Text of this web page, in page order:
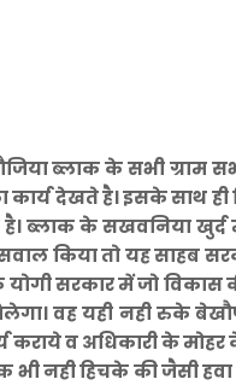
ब्लाक के सभी ग्राम
देखते है। इसके साथ ही
है। ब्लाक के सखवनिया
किया तो यह साहब
योगी सरकार में जो विकास
वह यही नही रुके
कराये व अधिकारी के मोहर
नही हिचके की जैसी हवा